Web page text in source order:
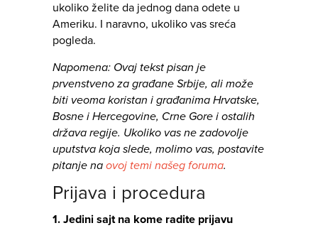
ukoliko želite da jednog dana odete u
Ameriku. I naravno, ukoliko vas sreća
pogleda.
Napomena: Ovaj tekst pisan je
prvenstveno za građane Srbije, ali može
biti veoma koristan i građanima Hrvatske,
Bosne i Hercegovine, Crne Gore i ostalih
država regije. Ukoliko vas ne zadovolje
uputstva koja slede, molimo vas, postavite
pitanje na ovoj temi našeg foruma.
Prijava i procedura
1. Jedini sajt na kome radite prijavu